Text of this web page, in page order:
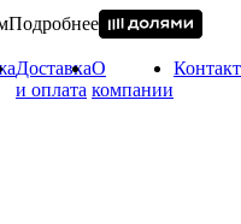
Подробнее
Доставка
и оплата
О
компании